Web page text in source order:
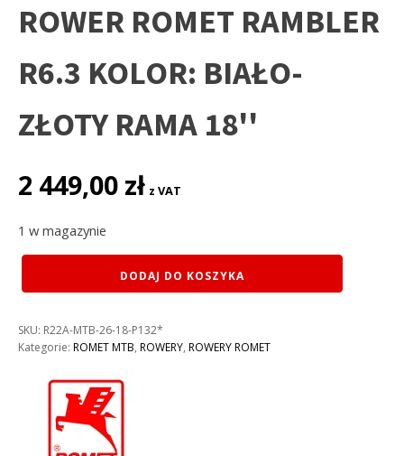
ROWER ROMET RAMBLER
R6.3 KOLOR: BIAŁO-
ZŁOTY RAMA 18''
2 449,00 zł z VAT
1 w magazynie
ROWER
R6.3
KOLOR:
DODAJ DO KOSZYKA
SKU: R22A-MTB-26-18-P132*
Kategorie: ROMET MTB, ROWERY, ROWERY ROMET